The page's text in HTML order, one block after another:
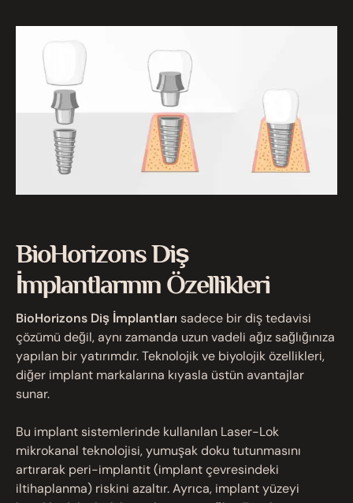
BioHorizons Diş
İmplantlarının Özellikleri
BioHorizons Diş İmplantları sadece bir diş tedavisi
çözümü değil, aynı zamanda uzun vadeli ağız sağlığınıza
yapılan bir yatırımdır. Teknolojik ve biyolojik özellikleri,
diğer implant markalarına kıyasla üstün avantajlar
sunar.
Bu implant sistemlerinde kullanılan Laser-Lok
mikrokanal teknolojisi, yumuşak doku tutunmasını
artırarak peri-implantit (implant çevresindeki
iltihaplanma) riskini azaltır. Ayrıca, implant yüzeyi